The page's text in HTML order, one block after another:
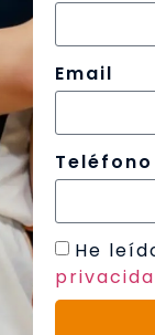
Email
Teléfono
He